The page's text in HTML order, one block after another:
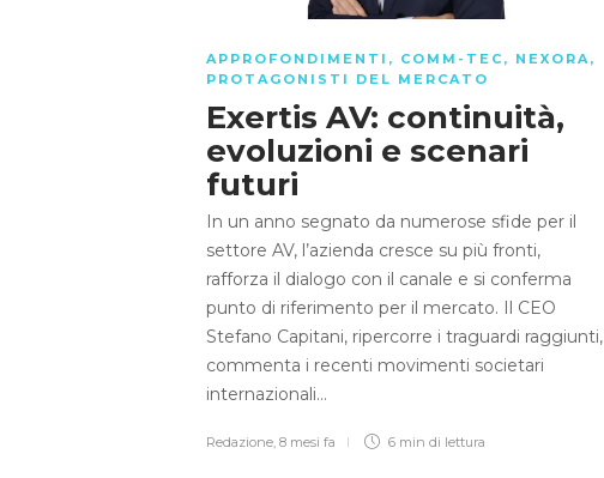
APPROFONDIMENTI , COMM-TEC , NEXORA,
PROTAGONISTI DEL MERCATO
Exertis AV: continuità,
evoluzioni e scenari
futuri
In un anno segnato da numerose sfide per il
settore AV, l’azienda cresce su più fronti,
rafforza il dialogo con il canale e si conferma
punto di riferimento per il mercato. Il CEO
Stefano Capitani, ripercorre i traguardi raggiunti,
commenta i recenti movimenti societari
internazionali…
Redazione, 8 mesi fa 6 min di lettura